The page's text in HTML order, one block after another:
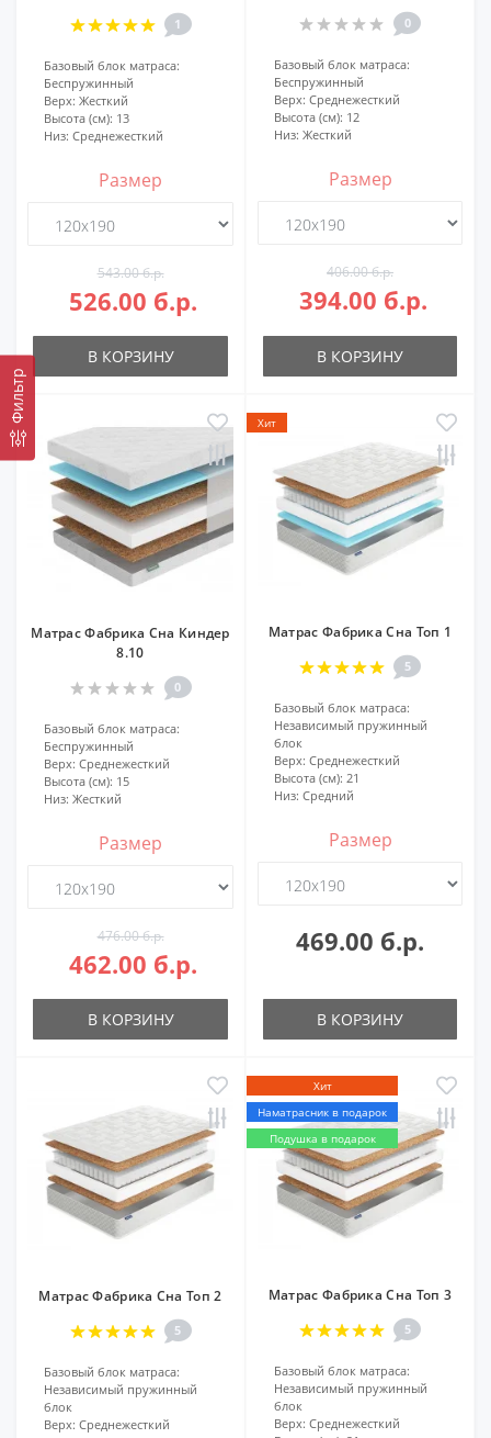
Фильтр
1
Базовый блок матраса:
Беспружинный
Верх: Жесткий
Высота (см): 13
Низ: Среднежесткий
Размер
543.00 б.р.
526.00 б.р.
В КОРЗИНУ
0
Базовый блок матраса:
Беспружинный
Верх: Среднежесткий
Высота (см): 12
Низ: Жесткий
Размер
406.00 б.р.
394.00 б.р.
В КОРЗИНУ
Матрас Фабрика Сна Киндер
8.10
0
Базовый блок матраса:
Беспружинный
Верх: Среднежесткий
Высота (см): 15
Низ: Жесткий
Размер
476.00 б.р.
462.00 б.р.
В КОРЗИНУ
Хит
Матрас Фабрика Сна Топ 1
5
Базовый блок матраса:
Независимый пружинный
блок
Верх: Среднежесткий
Высота (см): 21
Низ: Средний
Размер
469.00 б.р.
В КОРЗИНУ
Матрас Фабрика Сна Топ 2
5
Базовый блок матраса:
Независимый пружинный
блок
Верх: Среднежесткий
Хит
Наматрасник в подарок
Подушка в подарок
Матрас Фабрика Сна Топ 3
5
Базовый блок матраса:
Независимый пружинный
блок
Верх: Среднежесткий